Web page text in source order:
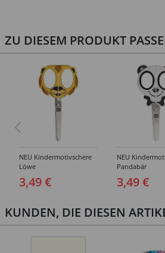
ZU DIESEM PRODUKT
NEU Kindermotivschere
Löwe
3,49 €
NEU
Pandabär
3,49 €
KUNDEN, DIE DIESEN